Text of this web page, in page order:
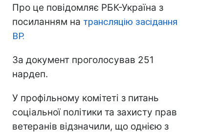
Про це повідомляє РБК-Україна з
посиланням на трансляцію засідання
ВР.
За документ проголосував 251
нардеп.
У профільному комітеті з питань
соціальної політики та захисту прав
ветеранів відзначили, що однією з